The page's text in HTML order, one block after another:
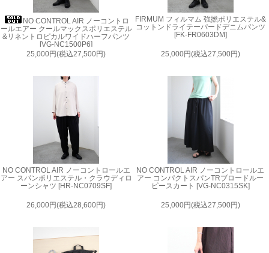
NO CONTROL AIR ノーコントロ
ールエアー クールマックスポリエステル
&リネントロピカルワイドハーフパンツ
[VG-NC1500P6]
25,000円(税込27,500円)
FIRMUM フィルマム 強撚ポリエステル&
コットンドライテーパードデニムパンツ
[FK-FR0603DM]
25,000円(税込27,500円)
NO CONTROL AIR ノーコントロールエ
アー スパンポリエステル・クラウディロ
ーンシャツ [HR-NC0709SF]
26,000円(税込28,600円)
NO CONTROL AIR ノーコントロールエ
アー コンパクトスパンTRブロードルー
ピースカート [VG-NC0315SK]
25,000円(税込27,500円)